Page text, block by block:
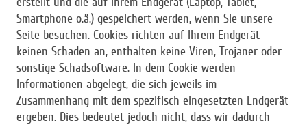
Smartphone o.ä.) gespeichert werden, wenn Sie unsere
Seite besuchen. Cookies richten auf Ihrem Endgerät
keinen Schaden an, enthalten keine Viren, Trojaner oder
sonstige Schadsoftware. In dem Cookie werden
Informationen abgelegt, die sich jeweils im
Zusammenhang mit dem spezifisch eingesetzten Endgerät
ergeben. Dies bedeutet jedoch nicht, dass wir dadurch